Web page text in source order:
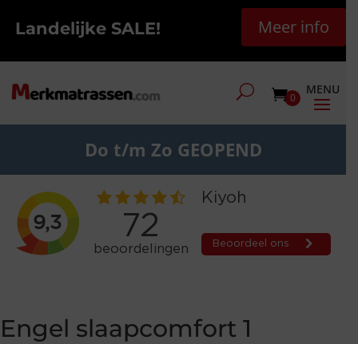
Landelijke SALE! Meer info
0
Do t/m Zo GEOPEND
Engel slaapcomfort 1